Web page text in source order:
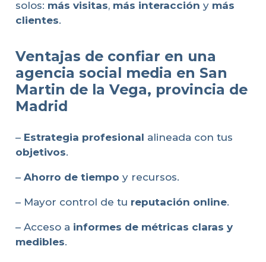
solos: más visitas, más interacción y más
clientes.
Ventajas de confiar en una
agencia social media en San
Martin de la Vega, provincia de
Madrid
– Estrategia profesional alineada con tus
objetivos.
– Ahorro de tiempo y recursos.
– Mayor control de tu reputación online.
– Acceso a informes de métricas claras y
medibles.